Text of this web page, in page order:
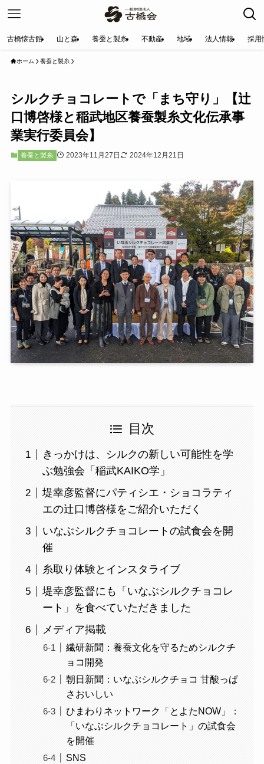
古橋懐古館 山と森 養蚕と製糸 不動産 地域 法人情報 採用
ホーム 養蚕と製糸
シルクチョコレートで「まち守り」【辻
口博啓様と稲武地区養蚕製糸文化伝承事
業実行委員会】
養蚕と製糸 2023年11月27日 2024年12月21日
目次
きっかけは、シルクの新しい可能性を学
ぶ勉強会「稲武KAIKO学」
堤幸彦監督にパティシエ・ショコラティ
エの辻口博啓様をご紹介いただく
いなぶシルクチョコレートの試食会を開
催
糸取り体験とインスタライブ
堤幸彦監督にも「いなぶシルクチョコレ
ート」を食べていただきました
メディア掲載
繊研新聞：養蚕文化を守るためシルクチ
ョコ開発
朝日新聞：いなぶシルクチョコ 甘酸っぱ
さおいしい
ひまわりネットワーク「とよたNOW」：
「いなぶシルクチョコレート」の試食会
を開催
SNS